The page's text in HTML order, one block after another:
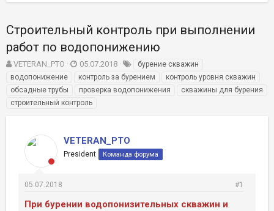
Строительный контроль при выполнении
работ по водопонижению
А
в
т
р
VETERAN_PTO
Д
а
н
а
л
05.07.2018
е
бурение скважин
водопонижение
контроль за бурением
контроль уровня скважин
обсадные трубы
проверка водопонижения
скважины для бурения
строительный контроль
VETERAN_PTO
President Команда форума
05.07.2018 #1
При бурении водопонизительных скважин и